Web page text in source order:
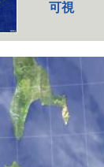
可視